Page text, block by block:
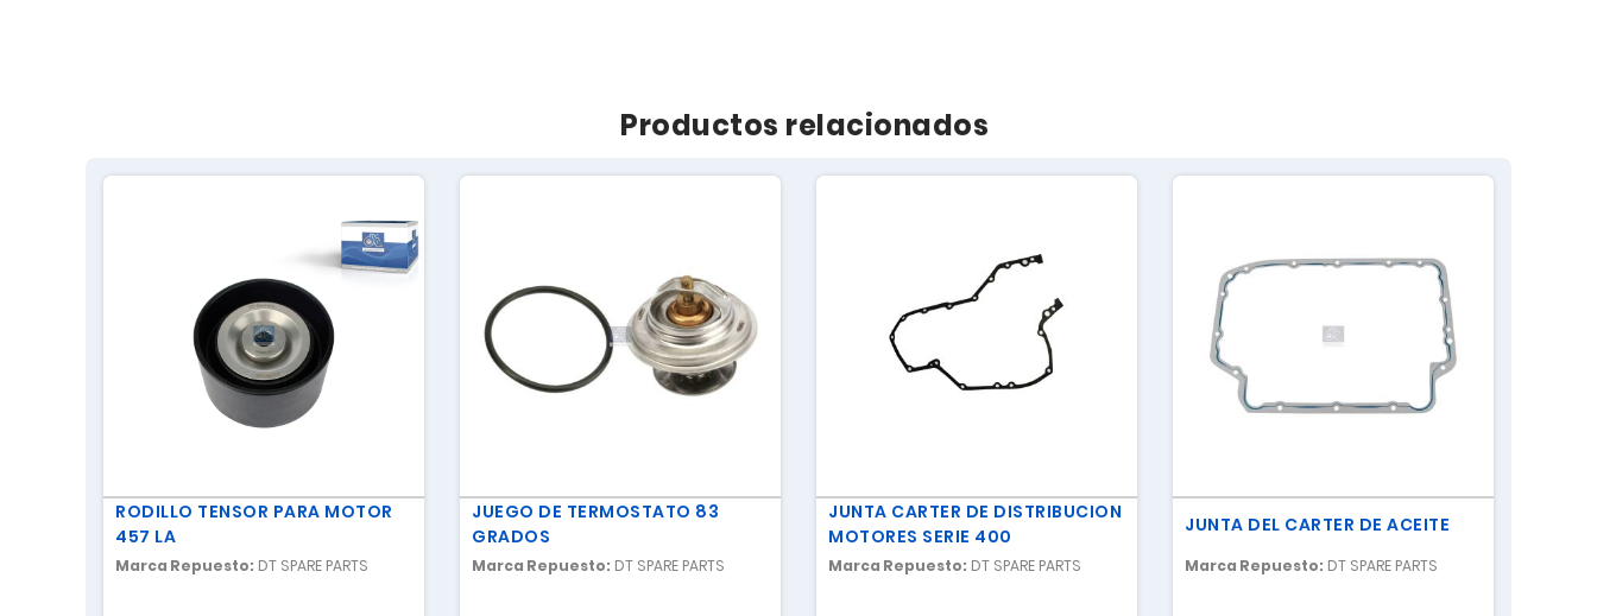
Productos relacionados
RODILLO TENSOR PARA MOTOR
457 LA
Marca Repuesto: DT SPARE PARTS
JUEGO DE TERMOSTATO 83
GRADOS
Marca Repuesto: DT SPARE PARTS
JUNTA CARTER DE DISTRIBUCION
MOTORES SERIE 400
Marca Repuesto: DT SPARE PARTS
JUNTA DEL CARTER DE ACEITE
Marca Repuesto: DT SPARE PARTS